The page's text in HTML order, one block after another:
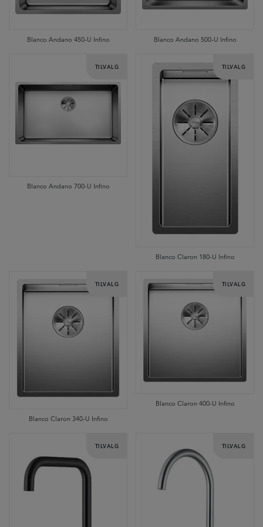
Blanco Andano 450-U Infino Blanco Andano 500-U Infino
TILVALG
Blanco Andano 700-U Infino
TILVALG
Blanco Claron 180-U Infino
TILVALG
Blanco Claron 340-U Infino
TILVALG
Blanco Claron 400-U Infino
TILVALG TILVALG